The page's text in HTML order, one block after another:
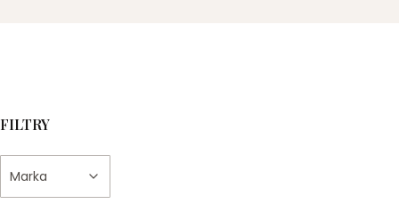
FILTRY
Marka